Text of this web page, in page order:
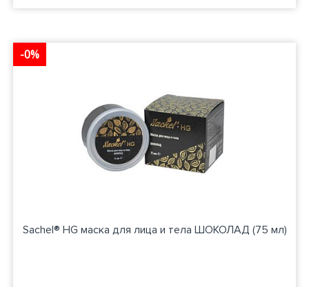
-0%
Sachel® HG маска для лица и тела ШОКОЛАД (75 мл)